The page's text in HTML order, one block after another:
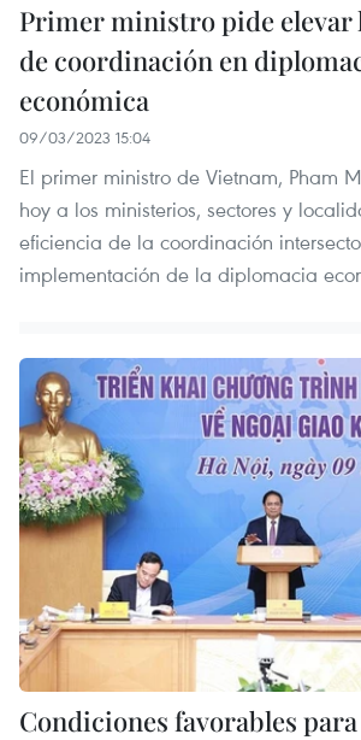
Primer ministro pide elevar
de coordinación en
económica
09/03/2023 15:04
El primer ministro de Vietnam, Pham
hoy a los ministerios, sectores y
eficiencia de la coordinación
implementación de la diplomacia
Condiciones favorables